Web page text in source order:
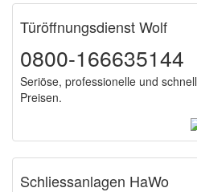
Türöffnungsdienst Wolf
0800-166635144
Seriöse, professionelle und
Preisen.
Schliessanlagen HaWo